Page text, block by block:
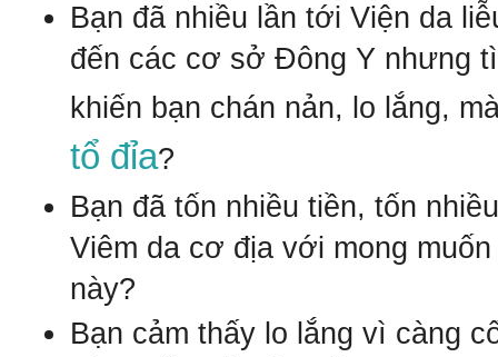
Bạn đã nhiều lần tới Viện da
đến các cơ sở Đông Y nhưng t
khiến bạn chán nản, lo lắng,
tổ đỉa?
Bạn đã tốn nhiều tiền, tốn
Viêm da cơ địa với mong muốn
này?
Bạn cảm thấy lo lắng vì càng